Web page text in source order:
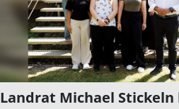
Landrat Michael